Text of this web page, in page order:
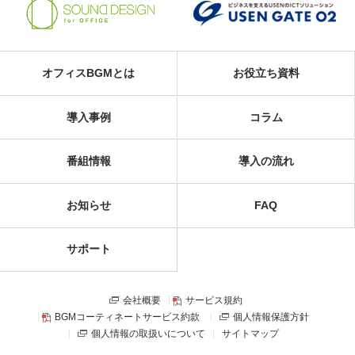
オフィスBGMとは お役立ち資料
導入事例 コラム
番組情報 導入の流れ
お知らせ FAQ
サポート
会社概要
サービス規約
BGMコーティネートサービス約款
個人情報保護方針
個人情報の取扱いについて
サイトマップ